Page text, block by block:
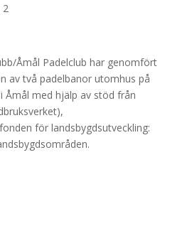
2
Åmål Padelclub har genomfört
av två padelbanor utomhus på
Åmål med hjälp av stöd från
för landsbygdsutveckling: